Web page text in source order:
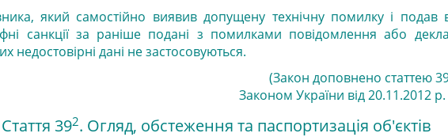
який самостійно виявив допущену технічну помилку і подав
санкції за раніше подані з помилками повідомлення або
недостовірні дані не застосовуються.
(Закон доповнено статтею
Законом України від 20.11.2012
Стаття 392. Огляд, обстеження та паспортизація об'єктів